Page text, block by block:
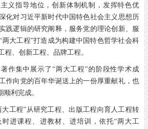
义指导地位，创新体制机制，发挥特色优
化对习近平新时代中国特色社会主义思想历
践逻辑的研究阐释，服务党的理论创新、服
大工程”打造成为构建中国特色哲学社会科
程、创新工程、品牌工程。
作集中展示了 “两大工程”的阶段性学术成
作向党的百年华诞送上的一份厚重献礼，也
顺利完成。
大工程”从研究工程、出版工程向育人工程转
进课程、进教材、进培训，依托“两大工